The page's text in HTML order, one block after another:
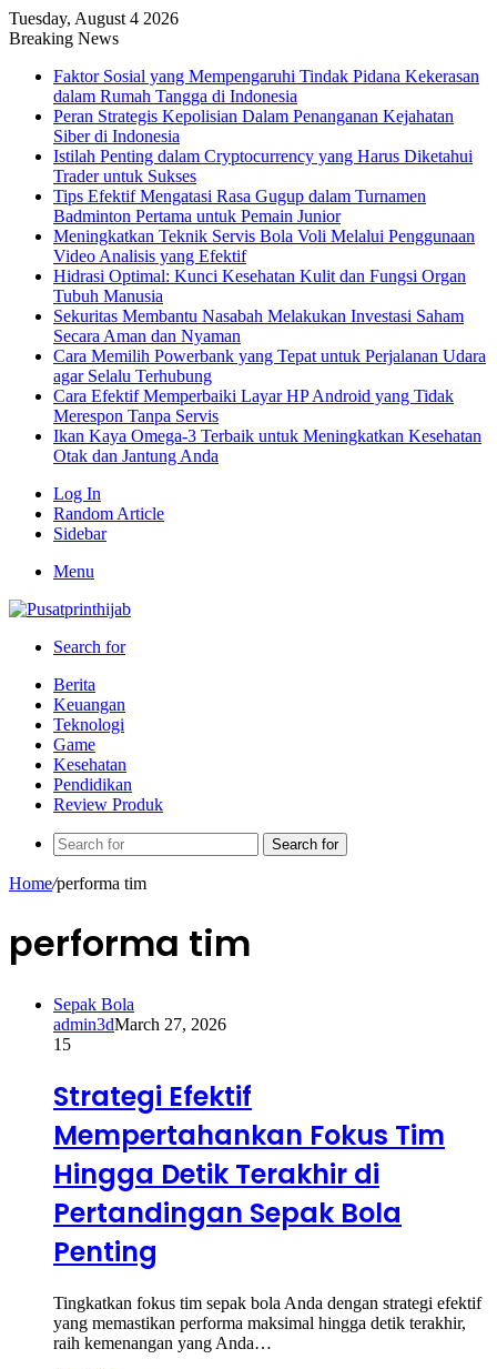
Tuesday, August 4 2026
Breaking News
Faktor Sosial yang Mempengaruhi Tindak Pidana Kekerasan
dalam Rumah Tangga di Indonesia
Peran Strategis Kepolisian Dalam Penanganan Kejahatan
Siber di Indonesia
Istilah Penting dalam Cryptocurrency yang Harus Diketahui
Trader untuk Sukses
Tips Efektif Mengatasi Rasa Gugup dalam Turnamen
Badminton Pertama untuk Pemain Junior
Meningkatkan Teknik Servis Bola Voli Melalui Penggunaan
Video Analisis yang Efektif
Hidrasi Optimal: Kunci Kesehatan Kulit dan Fungsi Organ
Tubuh Manusia
Sekuritas Membantu Nasabah Melakukan Investasi Saham
Secara Aman dan Nyaman
Cara Memilih Powerbank yang Tepat untuk Perjalanan Udara
agar Selalu Terhubung
Cara Efektif Memperbaiki Layar HP Android yang Tidak
Merespon Tanpa Servis
Ikan Kaya Omega-3 Terbaik untuk Meningkatkan Kesehatan
Otak dan Jantung Anda
Log In
Random Article
Sidebar
Menu
Search for
Berita
Keuangan
Teknologi
Game
Kesehatan
Pendidikan
Review Produk
Search for
Home/performa tim
performa tim
Sepak Bola
admin3dMarch 27, 2026
15
Strategi Efektif
Mempertahankan Fokus Tim
Hingga Detik Terakhir di
Pertandingan Sepak Bola
Penting
Tingkatkan fokus tim sepak bola Anda dengan strategi efektif
yang memastikan performa maksimal hingga detik terakhir,
raih kemenangan yang Anda…